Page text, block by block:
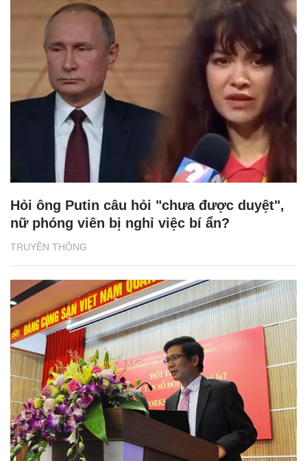
TRUYỀN THÔNG
Hỏi ông Putin câu hỏi "chưa được duyệt",
nữ phóng viên bị nghỉ việc bí ẩn?